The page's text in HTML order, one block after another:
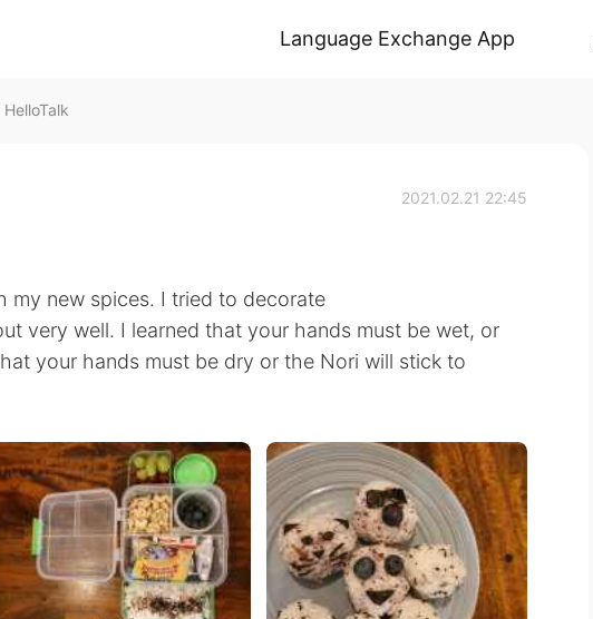
Language Exchange App
2021.02.21 22:45
my new spices. I tried to decorate
very well. I learned that your hands must be wet, or
your hands must be dry or the Nori will stick to